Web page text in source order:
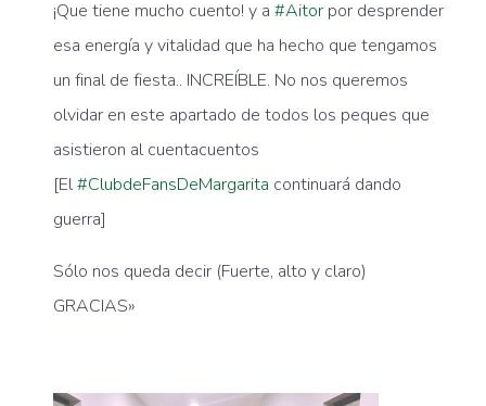
¡Que tiene mucho cuento! y a #Aitor por desprender
esa energía y vitalidad que ha hecho que tengamos
un final de fiesta.. INCREÍBLE. No nos queremos
olvidar en este apartado de todos los peques que
asistieron al cuentacuentos
[El#ClubdeFansDeMargarita continuará dando
guerra]
Sólo nos queda decir (Fuerte, alto y claro)
GRACIAS»